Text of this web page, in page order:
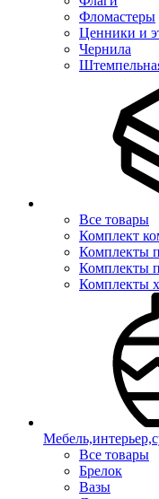
Фломастеры
Ценники и
Чернила
Все товары
Комплект
Комплекты
Комплекты
Комплекты
Все товары
Брелок
Вазы